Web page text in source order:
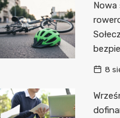
Dzieci
Park Miejski
Wrzesińskich
Amfiteatr im.
Jump World
Pałac w
Izba Pamięci
Rezerwat
Nowa
8